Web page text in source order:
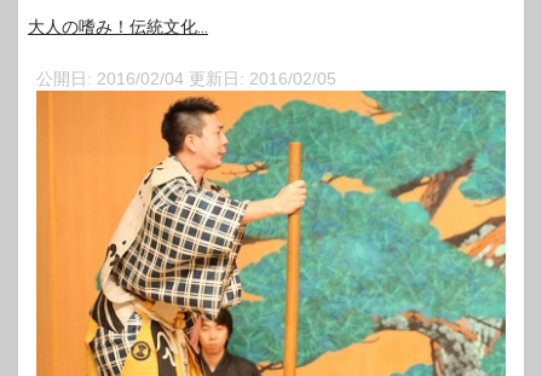
大人の嗜み！伝統文化...
公開日: 2016/02/04 更新日: 2016/02/05